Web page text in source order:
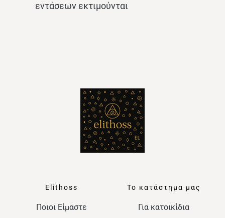
εντάσεων εκτιμούνται
Elithoss
Ποιοι Είμαστε
Το κατάστημα μας
Για κατοικίδια